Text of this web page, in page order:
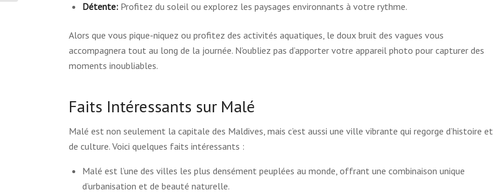
Détente: Profitez du soleil ou explorez les paysages environnants à votre rythme.
Alors que vous pique-niquez ou profitez des activités aquatiques, le doux bruit des vagues vous
accompagnera tout au long de la journée. N’oubliez pas d’apporter votre appareil photo pour capturer des
moments inoubliables.
Faits Intéressants sur Malé
Malé est non seulement la capitale des Maldives, mais c’est aussi une ville vibrante qui regorge d’histoire et
de culture. Voici quelques faits intéressants :
Malé est l’une des villes les plus densément peuplées au monde, offrant une combinaison unique
d’urbanisation et de beauté naturelle.